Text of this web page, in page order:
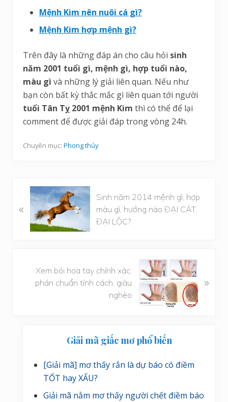
Mệnh Kim nên nuôi cá gì?
Mệnh Kim hợp mệnh gì?
Trên đây là những đáp án cho câu hỏi sinh
năm 2001 tuổi gì, mệnh gì, hợp tuổi nào,
màu gì và những lý giải liên quan. Nếu như
bạn còn bất kỳ thắc mắc gì liên quan tới người
tuổi Tân Tỵ 2001 mệnh Kim thì có thể để lại
comment để được giải đáp trong vòng 24h.
Chuyên mục: Phong thủy
«
Sinh năm 2014 mệnh gì, hợp
màu gì, hướng nào ĐẠI CÁT,
ĐẠI LỘC?
Xem bói hoa tay chính xác,
phán chuẩn tính cách, giàu
nghèo
»
SidebarGiải mã giấc mơ phổ biến
[Giải mã] mơ thấy rắn là dự báo có điềm
TỐT hay XẤU?
Giải mã nằm mơ thấy người chết điềm báo